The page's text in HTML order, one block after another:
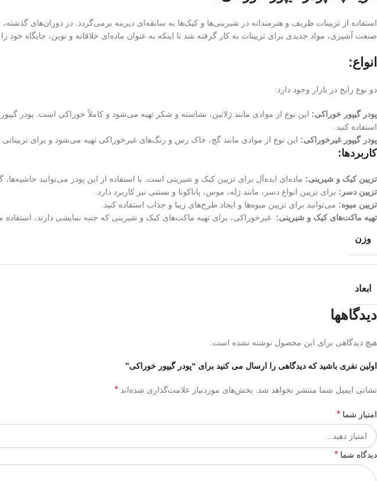
استفاده از تزیینات ظریف و هنرمندانه در شیرینی‌ها و کیک‌ها به سابقه‌ای دیرینه برمی‌گردد. در دوران‌های
صنعت آشپزی، مواد جدیدی برای تزیینات به کار گرفته شد تا اینکه به عنوان ماده‌ای خلاقانه و نوین، جایگاه خود را
انواع:
دو نوع رایج در بازار وجود دارد:
پودر گیپور خوراکی: این نوع از موادی مانند ژلاتین، نشاسته و شکر تهیه می‌شود و کاملاً خوراکی است. پودر
استفاده کنید.
پودر گیپور غیرخوراکی: این نوع از موادی مانند گچ، خاک رس و رنگ‌های غیرخوراکی تهیه می‌شود و برای
کاربردها:
تزیین کیک و شیرینی: ماده‌ای ایده‌آل برای تزیین کیک و شیرینی است. با استفاده از این پودر می‌توانید
تزیین دسر: برای تزیین انواع دسر، مانند ژله، موس، پاناکوتا و بستنی نیز کاربرد دارد.
تزیین میوه: می‌توانید برای تزیین میوه‌ها و ایجاد طرح‌های زیبا و جذاب استفاده کنید.
تهیه ماکت‌های کیک و شیرینی: غیرخوراکی، برای تهیه ماکت‌های کیک و شیرینی که جنبه نمایشی دارند، استفاده
وزن
ابعاد
دیدگاهها
هیچ دیدگاهی برای این محصول نوشته نشده است.
اولین نفری باشید که دیدگاهی را ارسال می کنید برای “پودر گیپور خوراکی”
نشانی ایمیل شما منتشر نخواهد شد. بخش‌های موردنیاز علامت‌گذاری شده‌اند *
امتیاز شما *
دیدگاه شما *